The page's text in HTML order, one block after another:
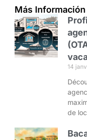
Más
14
de